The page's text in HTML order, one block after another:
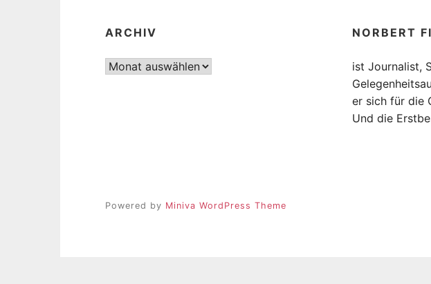
ARCHIV
Archiv
NORBERT
ist Journalist,
er sich für die
Und die
Powered by Miniva WordPress Theme